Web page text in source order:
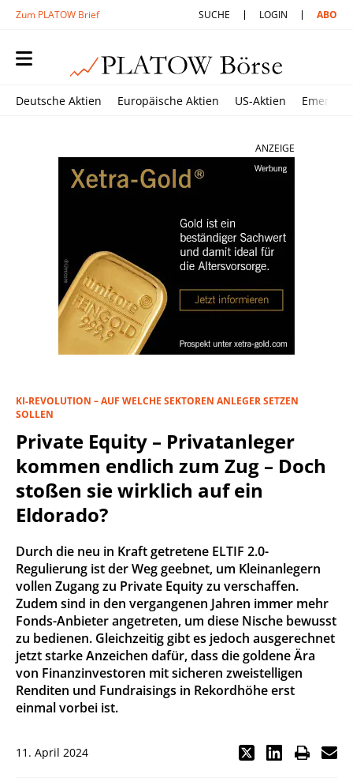
Zum PLATOW Brief SUCHE LOGIN ABO
Deutsche Aktien Europäische Aktien US-Aktien
ANZEIGE
KI-REVOLUTION – AUF WELCHE SEKTOREN ANLEGER SETZEN
SOLLEN
Private Equity – Privatanleger
kommen endlich zum Zug – Doch
stoßen sie wirklich auf ein
Eldorado?
Durch die neu in Kraft getretene ELTIF 2.0-
Regulierung ist der Weg geebnet, um Kleinanlegern
vollen Zugang zu Private Equity zu verschaffen.
Zudem sind in den vergangenen Jahren immer mehr
Fonds-Anbieter angetreten, um diese Nische bewusst
zu bedienen. Gleichzeitig gibt es jedoch ausgerechnet
jetzt starke Anzeichen dafür, dass die goldene Ära
von Finanzinvestoren mit sicheren zweistelligen
Renditen und Fundraisings in Rekordhöhe erst
einmal vorbei ist.
11. April 2024